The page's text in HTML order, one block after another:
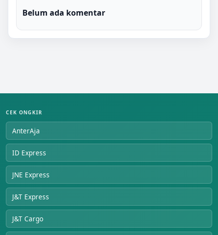
Belum ada komentar
CEK ONGKIR
AnterAja
ID Express
JNE Express
J&T Express
J&T Cargo